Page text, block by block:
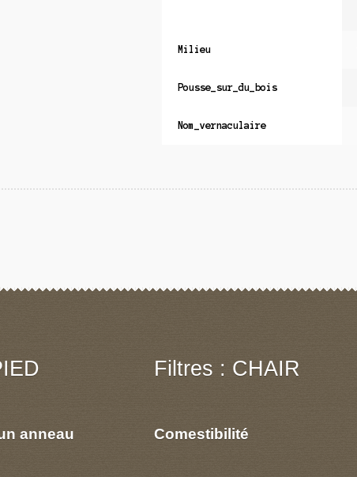
Milieu
Pousse_sur_du_bois
Nom_vernaculaire
anneau
Filtres : CHAIR
Comestibilité